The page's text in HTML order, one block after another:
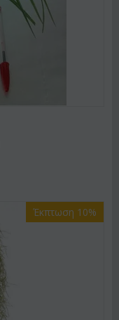
Έκπτωση 10%